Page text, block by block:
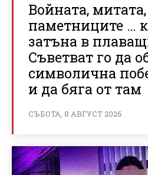
Войната, митата,
паметниците …
затъна в
Съветват го да
символична
и да бяга от там
СЪБОТА, 8 АВГУСТ 2026